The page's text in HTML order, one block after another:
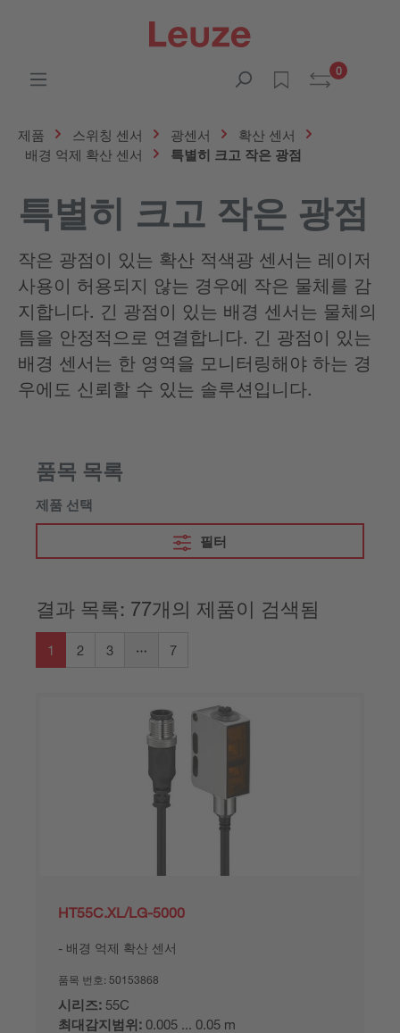
0
제품 스위칭 센서 광센서
확산 센서
배경 억제 확산 센서
특별히 크고 작은 광점
특별히 크고 작은 광점
작은 광점이 있는 확산 적색광 센서는 레이저
사용이 허용되지 않는 경우에 작은 물체를 감
지합니다. 긴 광점이 있는 배경 센서는 물체의
틈을 안정적으로 연결합니다. 긴 광점이 있는
배경 센서는 한 영역을 모니터링해야 하는 경
우에도 신뢰할 수 있는 솔루션입니다.
품목 목록
제품 선택
필터
결과 목록: 77개의 제품이 검색됨
1 2 3 7
HT55C.XL/LG-5000
배경 억제 확산 센서
품목 번호: 50153868
시리즈: 55C
최대감지범위: 0.005 ... 0.05 m